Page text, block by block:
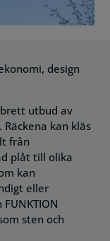
design
utbud av
kan kläs
från
plåt till olika
kan
eller
sten och